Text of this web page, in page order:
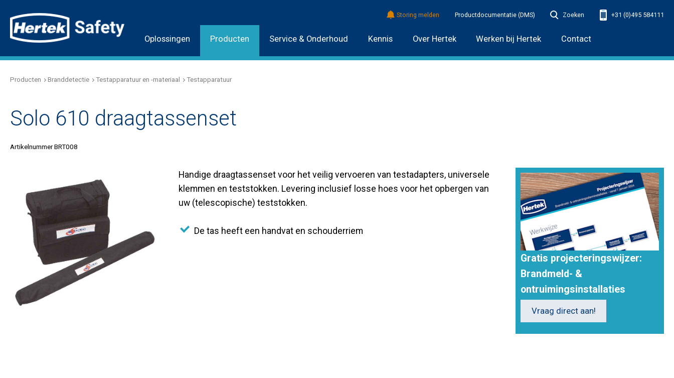
Oplossingen Producten Service & Onderhoud Kennis Over Hertek Werken bij Hertek Contact
Storing melden Productdocumentatie (DMS) Zoeken +31 (0)495 584111
Producten Branddetectie Testapparatuur en -materiaal Testapparatuur
Solo 610 draagtassenset
Artikelnummer BRT008
Handige draagtassenset voor het veilig vervoeren van testadapters, universele
klemmen en teststokken. Levering inclusief losse hoes voor het opbergen van
uw (telescopische) teststokken.
De tas heeft een handvat en schouderriem
Gratis projecteringswijzer:
Brandmeld- &
ontruimingsinstallaties
Vraag direct aan!